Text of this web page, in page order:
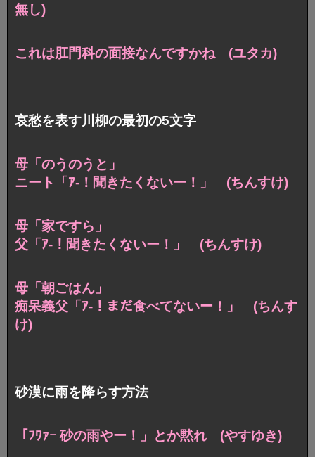
無し)
これは肛門科の面接なんですかね (ユタカ)
哀愁を表す川柳の最初の5文字
母「のうのうと」
ニート「ｱ-！聞きたくないー！」 (ちんすけ)
母「家ですら」
父「ｱ-！聞きたくないー！」 (ちんすけ)
母「朝ごはん」
痴呆義父「ｱ-！まだ食べてないー！」 (ちんす
け)
砂漠に雨を降らす方法
「ﾌﾜｧｰ 砂の雨やー！」とか黙れ (やすゆき)